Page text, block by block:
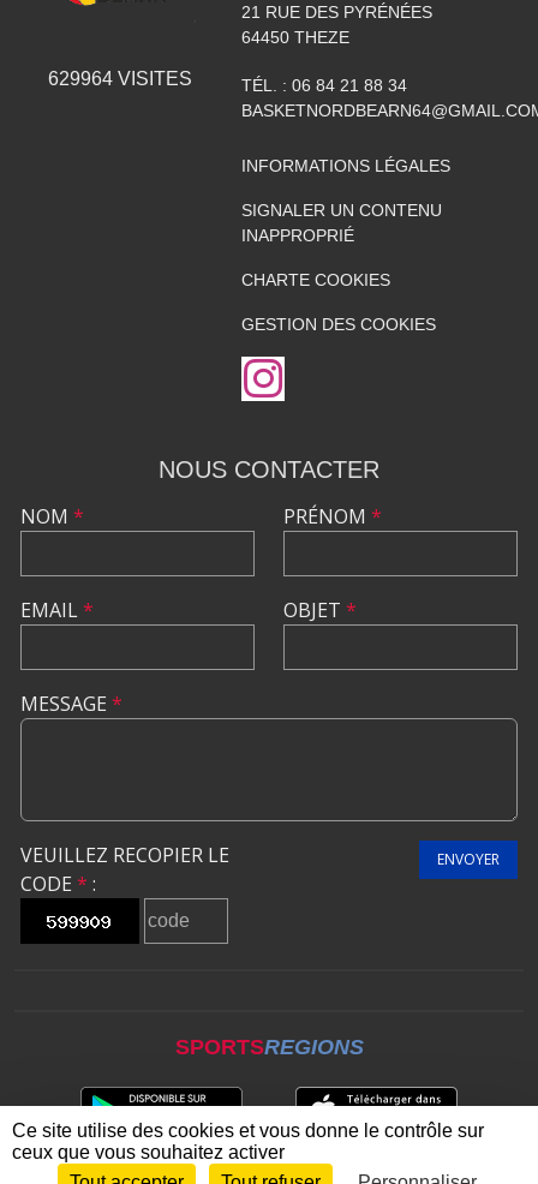
629964 VISITES
21 RUE DES PYRÉNÉES
64450 THEZE
TÉL. : 06 84 21 88 34
INFORMATIONS LÉGALES
SIGNALER UN CONTENU
INAPPROPRIÉ
CHARTE COOKIES
GESTION DES COOKIES
NOUS CONTACTER
NOM *
EMAIL*
PRÉNOM *
OBJET *
MESSAGE *
VEUILLEZ RECOPIER LE
CODE * :
ENVOYER
SPORTSREGIONS
Ce site utilise des cookies et vous donne le contrôle sur
ceux que vous souhaitez activer